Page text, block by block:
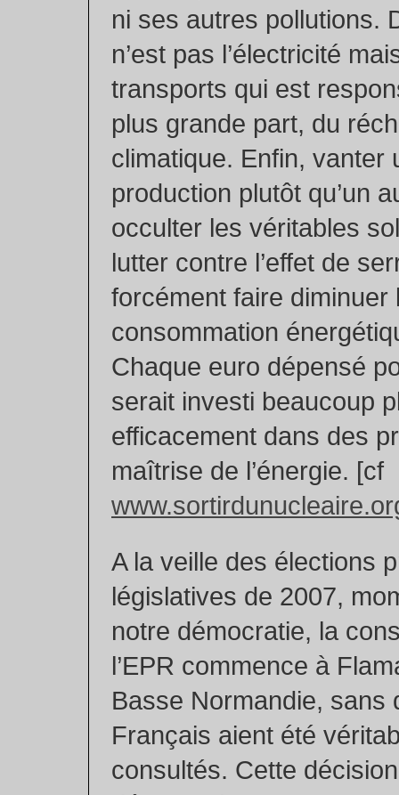
ni ses autres pollutions.
n’est pas l’électricité
transports qui est
plus grande part, du
climatique. Enfin, vanter
production plutôt qu’un
occulter les véritables
lutter contre l’effet de
forcément faire diminuer
consommation
Chaque euro dépensé
serait investi beaucoup
efficacement dans des
maîtrise de l’énergie. [cf
A la veille des élections
législatives de 2007,
notre démocratie, la
l’EPR commence à
Basse Normandie, sans
Français aient été
consultés. Cette